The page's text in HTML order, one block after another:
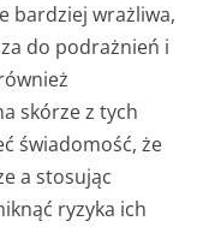
bardziej wrażliwa,
do podrażnień i
skórze z tych
świadomość, że
a stosując
ryzyka ich